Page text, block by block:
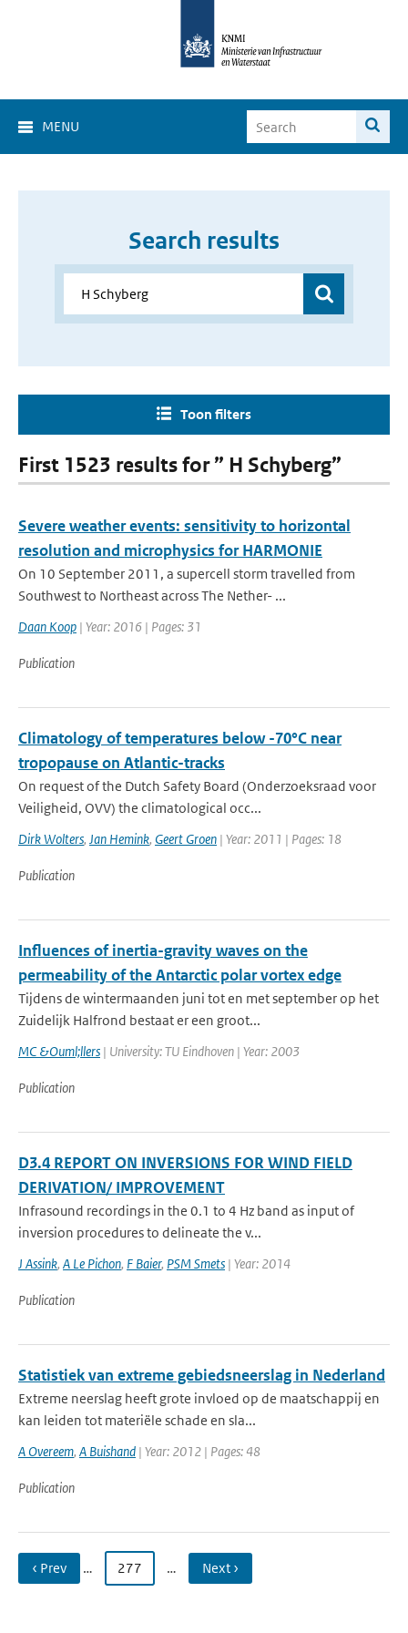
MENU
Search results
Toon filters
First 1523 results for ” H Schyberg”
Severe weather events: sensitivity to horizontal
resolution and microphysics for HARMONIE
On 10 September 2011, a supercell storm travelled from
Southwest to Northeast across The Nether- ...
Daan Koop | Year: 2016 | Pages: 31
Publication
Climatology of temperatures below -70°C near
tropopause on Atlantic-tracks
On request of the Dutch Safety Board (Onderzoeksraad voor
Veiligheid, OVV) the climatological occ...
Dirk Wolters, Jan Hemink, Geert Groen | Year: 2011 | Pages: 18
Publication
Influences of inertia-gravity waves on the
permeability of the Antarctic polar vortex edge
Tijdens de wintermaanden juni tot en met september op het
Zuidelijk Halfrond bestaat er een groot...
MC &Ouml;llers | University: TU Eindhoven | Year: 2003
Publication
D3.4 REPORT ON INVERSIONS FOR WIND FIELD
DERIVATION/ IMPROVEMENT
Infrasound recordings in the 0.1 to 4 Hz band as input of
inversion procedures to delineate the v...
J Assink, A Le Pichon, F Baier, PSM Smets | Year: 2014
Publication
Statistiek van extreme gebiedsneerslag in Nederland
Extreme neerslag heeft grote invloed op de maatschappij en
kan leiden tot materiële schade en sla...
A Overeem, A Buishand | Year: 2012 | Pages: 48
Publication
‹ Prev … 277 … Next ›